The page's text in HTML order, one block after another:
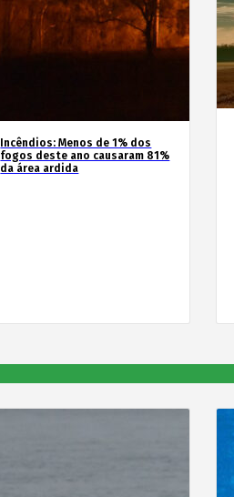
Incêndios: Menos de 1% dos
fogos deste ano causaram 81%
da área ardida